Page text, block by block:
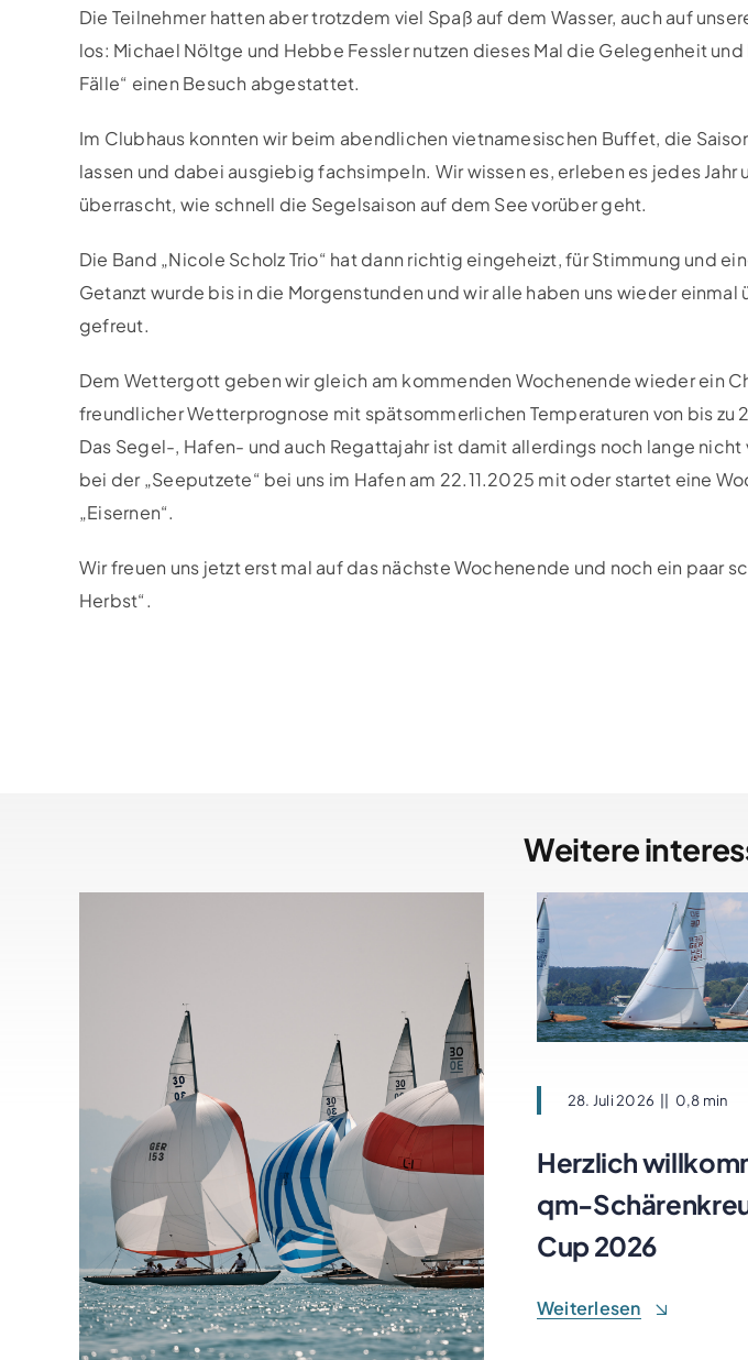
Die Teilnehmer hatten aber trotzdem viel Spaß auf dem Wasser, auch auf
los: Michael Nöltge und Hebbe Fessler nutzen dieses Mal die Gelegenheit
Fälle“ einen Besuch abgestattet.
Im Clubhaus konnten wir beim abendlichen vietnamesischen Buffet, die
lassen und dabei ausgiebig fachsimpeln. Wir wissen es, erleben es jedes
überrascht, wie schnell die Segelsaison auf dem See vorüber geht.
Die Band „Nicole Scholz Trio“ hat dann richtig eingeheizt, für Stimmung und
Getanzt wurde bis in die Morgenstunden und wir alle haben uns wieder
gefreut.
Dem Wettergott geben wir gleich am kommenden Wochenende wieder ein
freundlicher Wetterprognose mit spätsommerlichen Temperaturen von bis zu
Das Segel-, Hafen- und auch Regattajahr ist damit allerdings noch lange
bei der „Seeputzete“ bei uns im Hafen am 22.11.2025 mit oder startet eine
„Eisernen“.
Wir freuen uns jetzt erst mal auf das nächste Wochenende und noch ein paar
Herbst“.
Weitere
28. Juli 2026 0,8 min
Herzlich
qm-
Cup 2026
Weiterlesen